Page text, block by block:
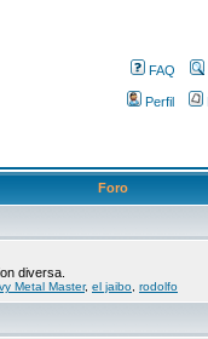
FAQ
Perfil
Foro
diversa.
Metal Master, el jaibo rodolfo